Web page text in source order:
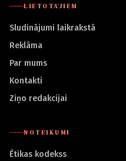
LIETOTĀJIEM
Sludinājumi laikrakstā
Reklāma
Par mums
Kontakti
Ziņo redakcijai
NOTEIKUMI
Ētikas kodekss